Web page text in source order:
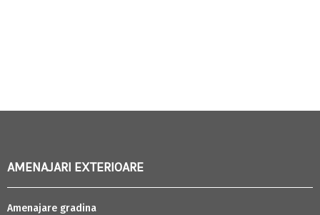
AMENAJARI EXTERIOARE
Amenajare gradina